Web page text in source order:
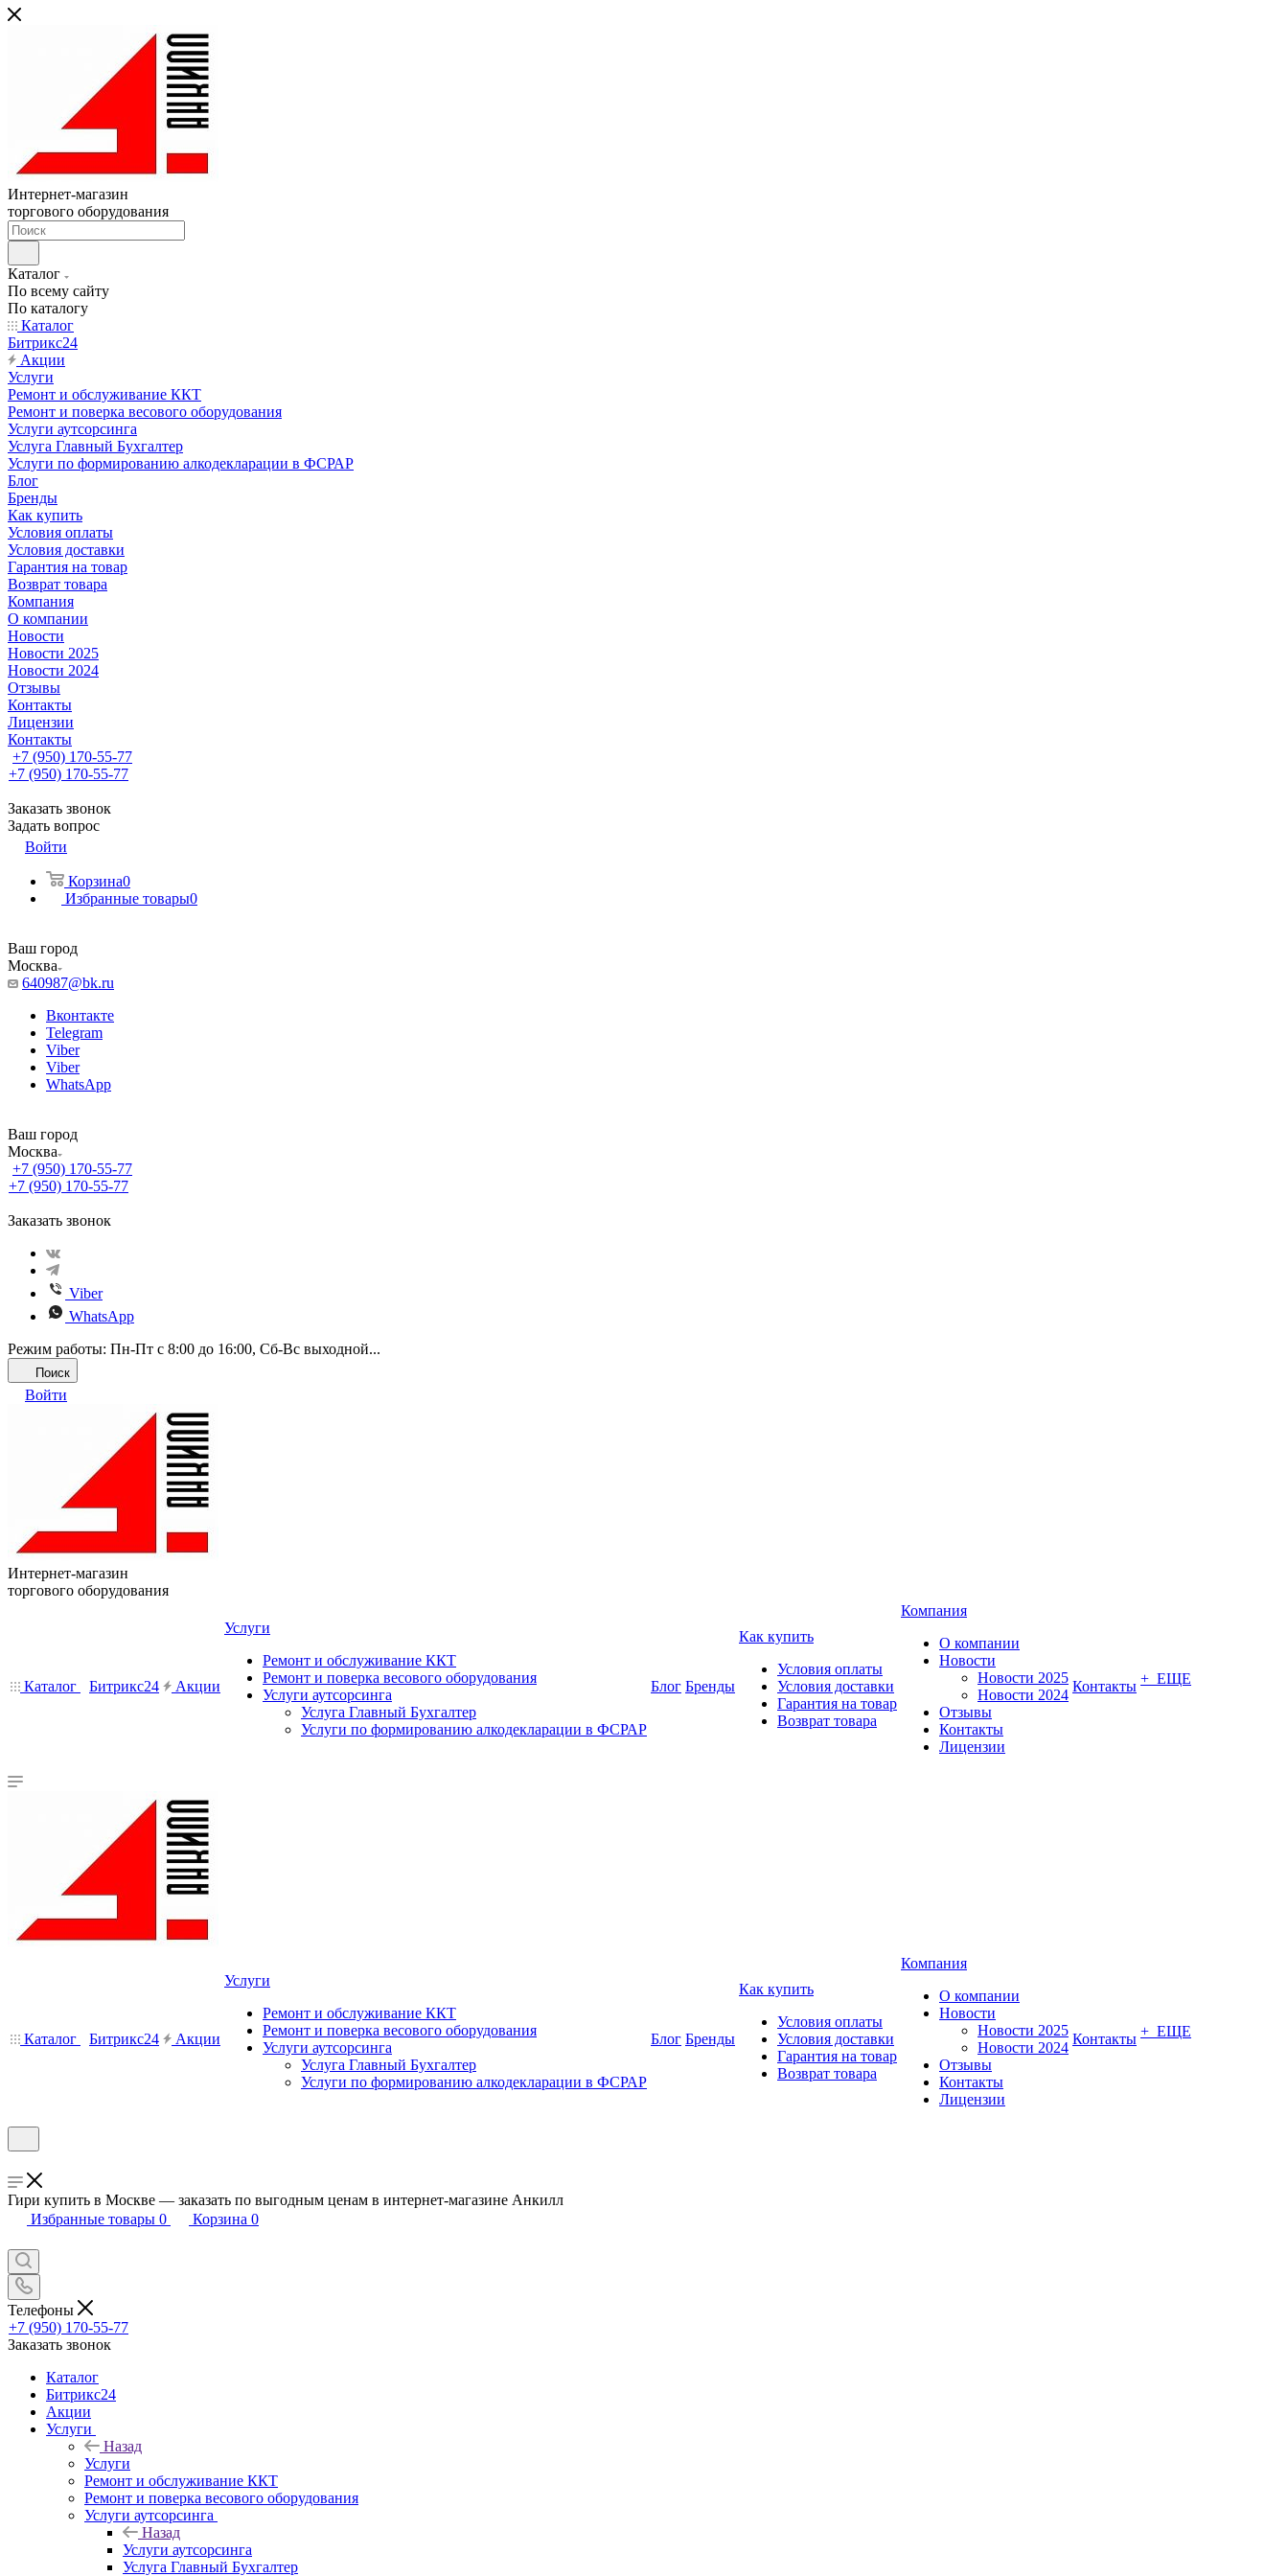
Интернет-магазин
торгового оборудования
Каталог
По всему сайту
По каталогу
Каталог
Битрикс24
Акции
Услуги
Ремонт и обслуживание ККТ
Ремонт и поверка весового оборудования
Услуги аутсорсинга
Услуга Главный Бухгалтер
Услуги по формированию алкодекларации в ФСРАР
Блог
Бренды
Как купить
Условия оплаты
Условия доставки
Гарантия на товар
Возврат товара
Компания
О компании
Новости
Новости 2025
Новости 2024
Отзывы
Контакты
Лицензии
Контакты
+7 (950) 170-55-77
+7 (950) 170-55-77
Заказать звонок
Задать вопрос
Войти
Корзина0
Избранные товары0
Ваш город
Москва
640987@bk.ru
Вконтакте
Telegram
Viber
Viber
WhatsApp
Ваш город
Москва
+7 (950) 170-55-77
+7 (950) 170-55-77
Заказать звонок
Viber
WhatsApp
Режим работы: Пн-Пт с 8:00 до 16:00, Cб-Вс выходной...
Поиск
Войти
Интернет-магазин
торгового оборудования
Каталог Битрикс24 Акции
Услуги
Ремонт и обслуживание ККТ
Ремонт и поверка весового оборудования
Услуги аутсорсинга
Услуга Главный Бухгалтер
Услуги по формированию алкодекларации в ФСРАР
Блог Бренды
Как купить
Условия оплаты
Условия доставки
Гарантия на товар
Возврат товара
Компания
О компании
Новости
Новости 2025
Новости 2024
Отзывы
Контакты
Лицензии
Контакты + ЕЩЕ
Каталог Битрикс24 Акции
Услуги
Ремонт и обслуживание ККТ
Ремонт и поверка весового оборудования
Услуги аутсорсинга
Услуга Главный Бухгалтер
Услуги по формированию алкодекларации в ФСРАР
Блог Бренды
Как купить
Условия оплаты
Условия доставки
Гарантия на товар
Возврат товара
Компания
О компании
Новости
Новости 2025
Новости 2024
Отзывы
Контакты
Лицензии
Контакты + ЕЩЕ
Гири купить в Москве — заказать по выгодным ценам в интернет-магазине Анкилл
Избранные товары 0 Корзина 0
Телефоны
+7 (950) 170-55-77
Заказать звонок
Каталог
Битрикс24
Акции
Услуги
Назад
Услуги
Ремонт и обслуживание ККТ
Ремонт и поверка весового оборудования
Услуги аутсорсинга
Назад
Услуги аутсорсинга
Услуга Главный Бухгалтер